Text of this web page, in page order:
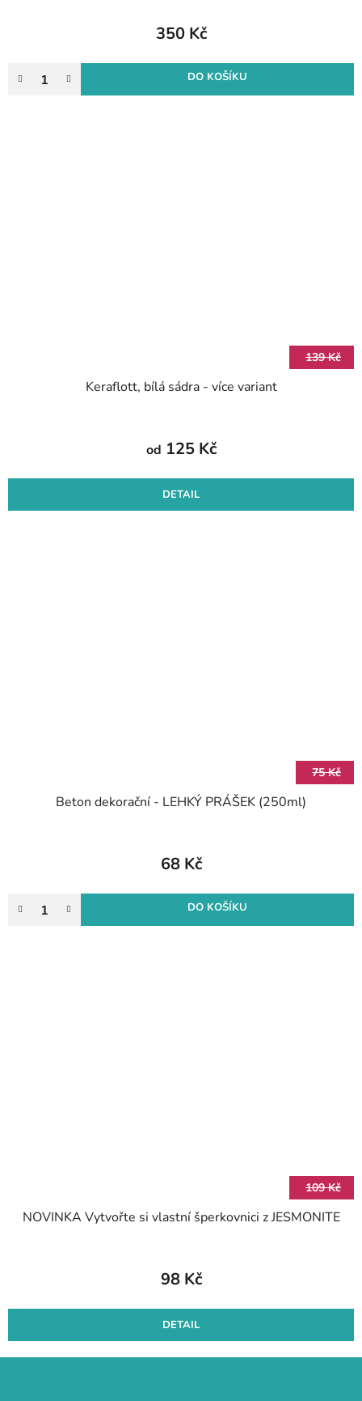
350 Kč
DO KOŠÍKU
139 Kč
Keraflott, bílá sádra - více variant
od 125 Kč
DETAIL
75 Kč
Beton dekorační - LEHKÝ PRÁŠEK (250ml)
68 Kč
DO KOŠÍKU
109 Kč
NOVINKA Vytvořte si vlastní šperkovnici z JESMONITE
98 Kč
DETAIL